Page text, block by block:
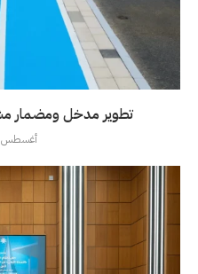
تطوير مدخل ومضمار
أغسطس 7, 2026